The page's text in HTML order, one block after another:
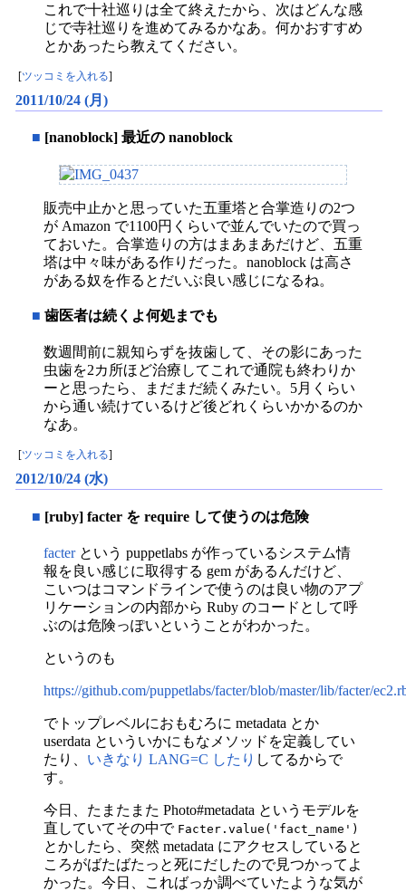
これで十社巡りは全て終えたから、次はどんな感
じで寺社巡りを進めてみるかなあ。何かおすすめ
とかあったら教えてください。
[ツッコミを入れる]
2011/10/24 (月)
■ [nanoblock] 最近の nanoblock
販売中止かと思っていた五重塔と合掌造りの2つ
が Amazon で1100円くらいで並んでいたので買っ
ておいた。合掌造りの方はまあまあだけど、五重
塔は中々味がある作りだった。nanoblock は高さ
がある奴を作るとだいぶ良い感じになるね。
■ 歯医者は続くよ何処までも
数週間前に親知らずを抜歯して、その影にあった
虫歯を2カ所ほど治療してこれで通院も終わりか
ーと思ったら、まだまだ続くみたい。5月くらい
から通い続けているけど後どれくらいかかるのか
なあ。
ツッコミを入れる
2012/10/24 (水)
■ [ruby] facter を require して使うのは危険
facterという puppetlabs が作っているシステム情
報を良い感じに取得する gem があるんだけど、
こいつはコマンドラインで使うのは良い物のアプ
リケーションの内部から Ruby のコードとして呼
ぶのは危険っぽいということがわかった。
というのも
https://github.com/puppetlabs/facter/blob/master/lib/facter/
でトップレベルにおもむろに metadata とか
userdata といういかにもなメソッドを定義してい
たり、 いきなり LANG=C したり してるからで
す。
今日、たまたまた Photo#metadata というモデルを
直していてその中で Facter.value('fact_name')
とかしたら、突然 metadata にアクセスしていると
ころがばたばたっと死にだしたので見つかってよ
かった。今日、こればっか調べていたような気が